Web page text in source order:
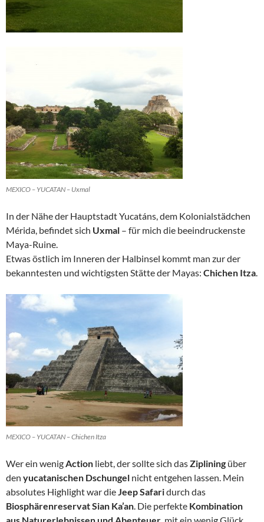
MEXICO – YUCATAN – Uxmal
In der Nähe der Hauptstadt Yucatáns, dem Kolonialstädchen
Mérida, befindet sich Uxmal – für mich die beeindruckenste
Maya-Ruine.
Etwas östlich im Inneren der Halbinsel kommt man zur der
bekanntesten und wichtigsten Stätte der Mayas: Chichen Itza
MEXICO – YUCATAN – Chichen Itza
Wer ein wenig Action liebt, der sollte sich dasZiplining über
den yucatanischen Dschungel nicht entgehen lassen. Mein
absolutes Highlight war die Jeep Safaridurch das
BiosphärenreservatSian Ka’an . Die perfekte Kombination
aus Naturerlebnissen und Abenteuer , mit ein wenig Glück